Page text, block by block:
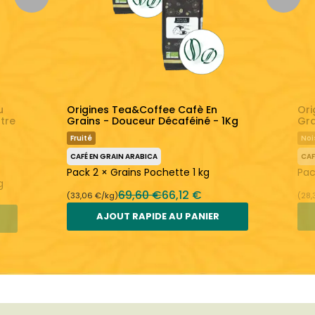
Origines Tea&Coffee Cafè En
Grains - Douceur Décaféiné - 1Kg
Fruité
CAFÉ EN GRAIN ARABICA
Pack 2 × Grains Pochette 1 kg
(33,06 €/kg)69,60 €66,12 €
AJOUT RAPIDE AU PANIER